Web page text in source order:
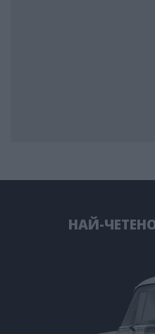
НАЙ-